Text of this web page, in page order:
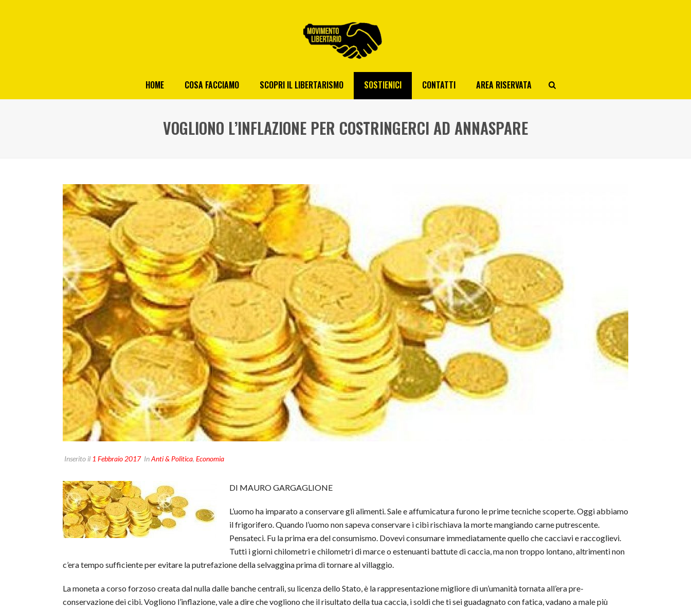
HOME COSA FACCIAMO SCOPRI IL LIBERTARISMO SOSTIENICI CONTATTI AREA RISERVATA
VOGLIONO L’INFLAZIONE PER COSTRINGERCI AD ANNASPARE
Inserito il 1 Febbraio 2017 InAnti & Politica, Economia
DI MAURO GARGAGLIONE
L’uomo ha imparato a conservare gli alimenti. Sale e affumicatura furono le prime tecniche scoperte. Oggi abbiamo
il frigorifero. Quando l’uomo non sapeva conservare i cibi rischiava la morte mangiando carne putrescente.
Pensateci. Fu la prima era del consumismo. Dovevi consumare immediatamente quello che cacciavi e raccoglievi.
Tutti i giorni chilometri e chilometri di marce o estenuanti battute di caccia, ma non troppo lontano, altrimenti non
c’era tempo sufficiente per evitare la putrefazione della selvaggina prima di tornare al villaggio.
La moneta a corso forzoso creata dal nulla dalle banche centrali, su licenza dello Stato, è la rappresentazione migliore di un’umanità tornata all’era pre-
conservazione dei cibi. Vogliono l’inflazione, vale a dire che vogliono che il risultato della tua caccia, i soldi che ti sei guadagnato con fatica, vadano a male più